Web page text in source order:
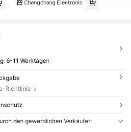
Chengchang Electronic
6-11 Werktagen
Richtlinie
den gewerblichen Verkäufer: